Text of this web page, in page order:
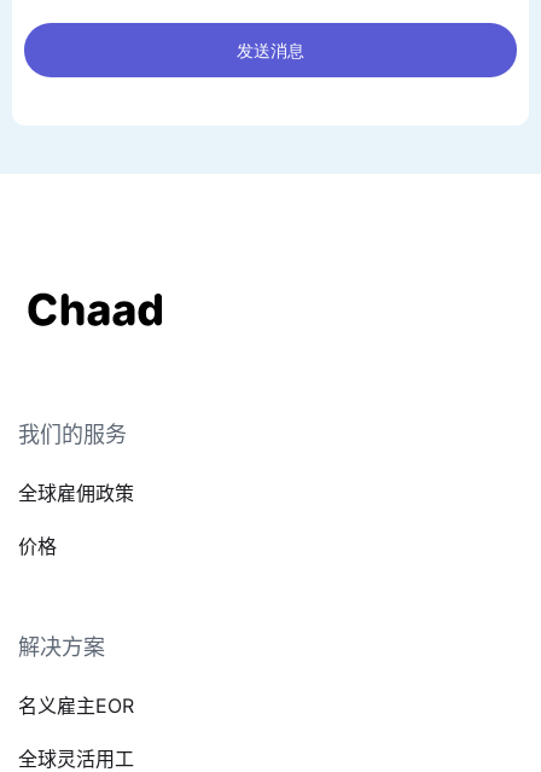
我们的服务
全球雇佣政策
价格
解决方案
名义雇主EOR
全球灵活用工